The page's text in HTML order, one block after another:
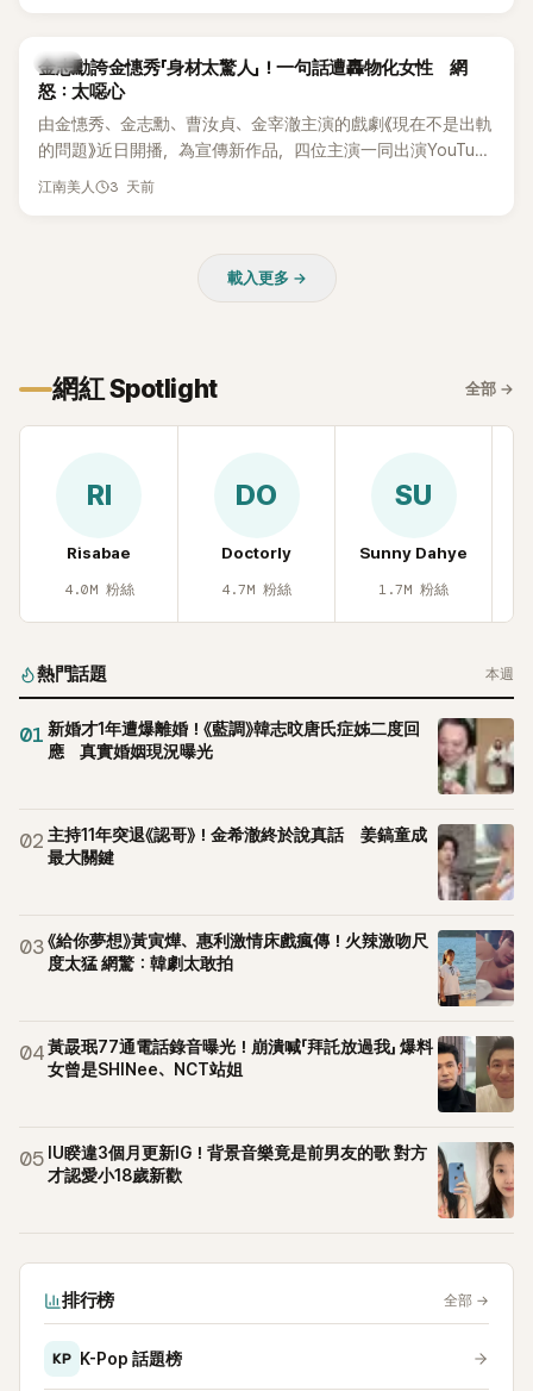
感情方面，李智惠於 2017 年與圈外男友結婚，婚後育有兩個
目，她經營的 YouTube 頻道也即將突破百萬訂閱，近年內容深
受網友喜愛，再度迎來事業第二春。
韓星
金志勳誇金憓秀「身材太驚人」！一句話遭轟物化女性 網
怒：太噁心
由金憓秀、金志勳、曹汝貞、金宰澈主演的戲劇《現在不是出軌
的問題》近日開播，為宣傳新作品，四位主演一同出演YouTube
節目，不料訪談中的一段發言卻意外掀起爭議。不少網友認
江南美人 3 天前
載入更多 →
網紅 Spotlight 全部 →
RI
Risabae
4.0M 粉絲
DO
Doctorly
4.7M 粉絲
SU
Sunny Dahye
1.7M 粉絲
熱門話題 本週
01 新婚才1年遭爆離婚！《藍調》韓志旼唐氏症姊二度回
應 真實婚姻現況曝光
02 主持11年突退《認哥》！金希澈終於說真話 姜鎬童成
最大關鍵
03《給你夢想》黃寅燁、惠利激情床戲瘋傳！火辣激吻尺
度太猛 網驚：韓劇太敢拍
04黃晸珉77通電話錄音曝光！崩潰喊「拜託放過我」 爆料
女曾是SHINee、NCT站姐
05 IU睽違3個月更新IG！背景音樂竟是前男友的歌 對方
才認愛小18歲新歡
排行榜 全部 →
KP K-Pop 話題榜